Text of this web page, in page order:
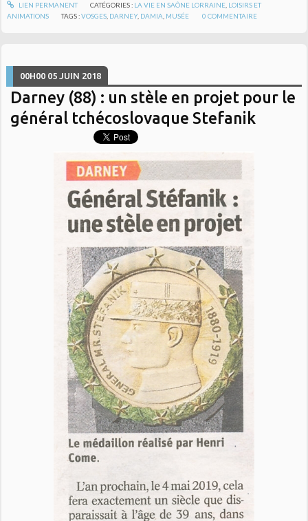
LIEN PERMANENT CATÉGORIES : LA VIE EN SAÔNE LORRAINE, LOISIRS ET
ANIMATIONS
TAGS :VOSGES DARNEY, DAMIA MUSÉE 0 COMMENTAIRE
00H00 05 JUIN 2018
Darney (88) : un stèle en projet pour le
général tchécoslovaque Stefanik